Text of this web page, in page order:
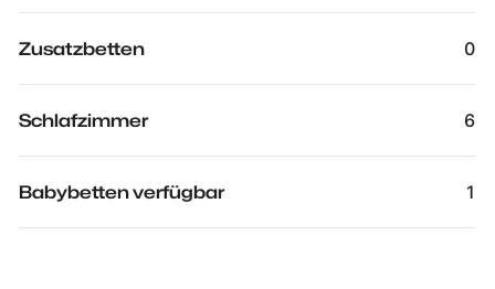
Zusatzbetten 0
Schlafzimmer 6
Babybetten verfügbar 1